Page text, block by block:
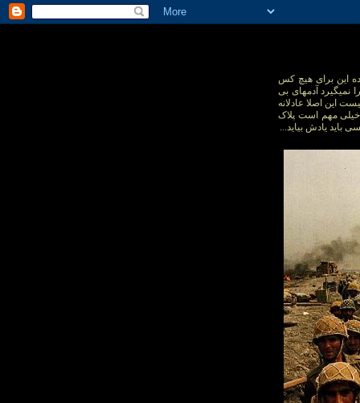
این برای هیچ کس
آدمهای بی
این اصلا عادلانه
خیلی مهم است پلاک
باید یادش بیاید...